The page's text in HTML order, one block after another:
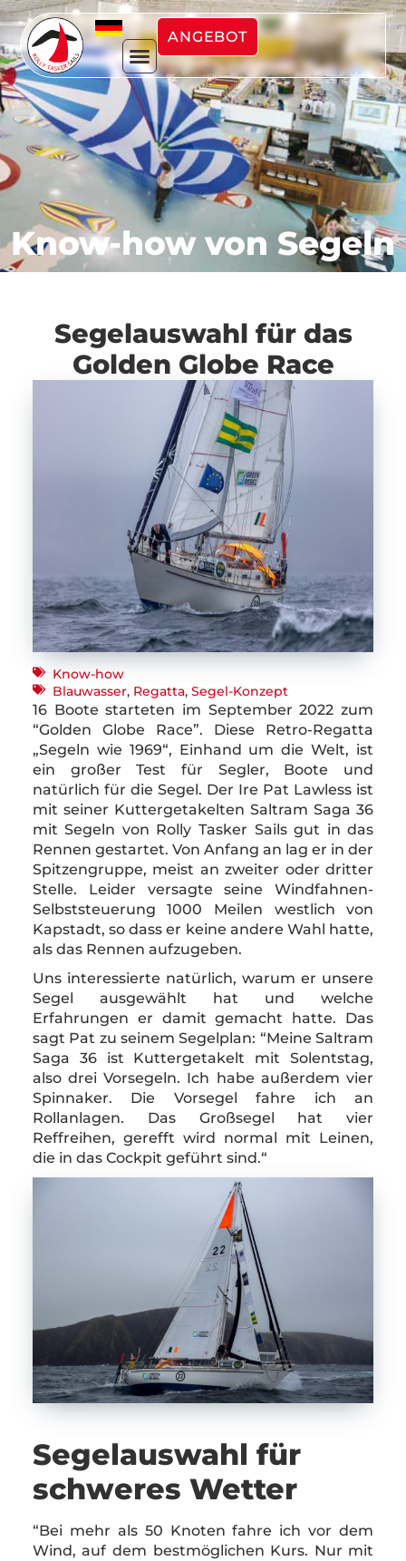
ANGEBOT
Know-how von Segeln
Segelauswahl für das
Golden Globe Race
Know-how
Blauwasser, Regatta, Segel-Konzept
16 Boote starteten im September 2022 zum
“Golden Globe Race”. Diese Retro-Regatta
„Segeln wie 1969“, Einhand um die Welt, ist
ein großer Test für Segler, Boote und
natürlich für die Segel. Der Ire Pat Lawless ist
mit seiner Kuttergetakelten Saltram Saga 36
mit Segeln von Rolly Tasker Sails gut in das
Rennen gestartet. Von Anfang an lag er in der
Spitzengruppe, meist an zweiter oder dritter
Stelle. Leider versagte seine Windfahnen-
Selbststeuerung 1000 Meilen westlich von
Kapstadt, so dass er keine andere Wahl hatte,
als das Rennen aufzugeben.
Uns interessierte natürlich, warum er unsere
Segel ausgewählt hat und welche
Erfahrungen er damit gemacht hatte. Das
sagt Pat zu seinem Segelplan: “Meine Saltram
Saga 36 ist Kuttergetakelt mit Solentstag,
also drei Vorsegeln. Ich habe außerdem vier
Spinnaker. Die Vorsegel fahre ich an
Rollanlagen. Das Großsegel hat vier
Reffreihen, gerefft wird normal mit Leinen,
die in das Cockpit geführt sind.“
Segelauswahl für
schweres Wetter
“Bei mehr als 50 Knoten fahre ich vor dem
Wind, auf dem bestmöglichen Kurs. Nur mit